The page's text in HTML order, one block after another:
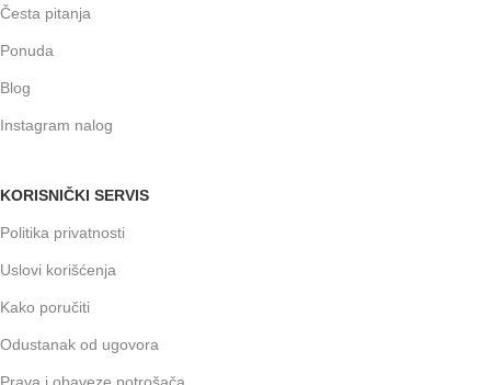
Česta pitanja
Ponuda
Blog
Instagram nalog
KORISNIČKI SERVIS
Politika privatnosti
Uslovi korišćenja
Kako poručiti
Odustanak od ugovora